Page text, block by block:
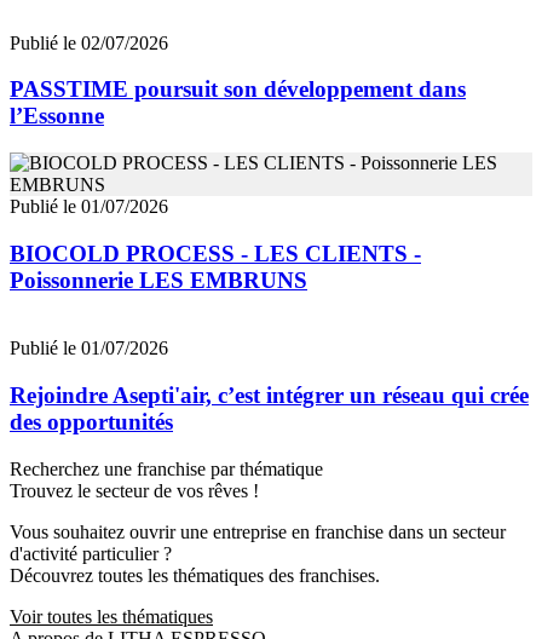
Publié le 02/07/2026
PASSTIME poursuit son développement dans
l’Essonne
Publié le 01/07/2026
BIOCOLD PROCESS - LES CLIENTS -
Poissonnerie LES EMBRUNS
Publié le 01/07/2026
Rejoindre Asepti'air, c’est intégrer un réseau qui crée
des opportunités
Recherchez une franchise par thématique
Trouvez le secteur de vos rêves !
Vous souhaitez ouvrir une entreprise en franchise dans un secteur
d'activité particulier ?
Découvrez toutes les thématiques des franchises.
Voir toutes les thématiques